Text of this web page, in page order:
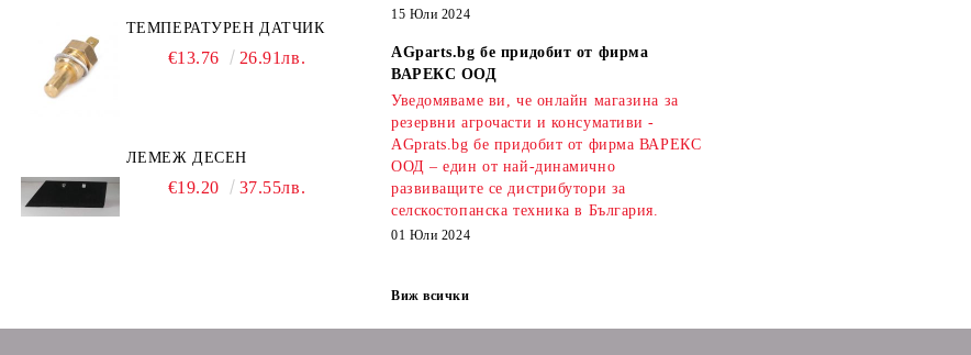
ТЕМПЕРАТУРЕН ДАТЧИК
€13.76 26.91лв.
ЛЕМЕЖ ДЕСЕН
€19.20 37.55лв.
15 Юли 2024
AGparts.bg бе придобит от фирма
ВАРЕКС ООД
Уведомяваме ви, че онлайн магазина за
резервни агрочасти и консумативи -
AGprats.bg бе придобит от фирма ВАРЕКС
ООД – един от най-динамично
развиващите се дистрибутори за
селскостопанска техника в България.
01 Юли 2024
Виж всички